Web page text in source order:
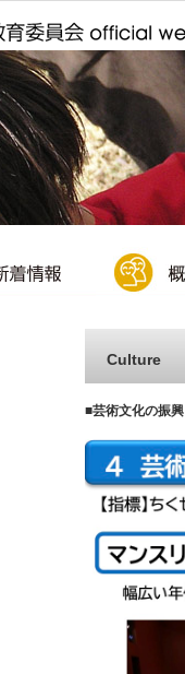
Culture
■芸術文化の振興